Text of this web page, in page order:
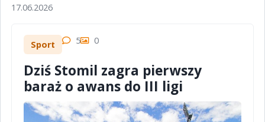
17.06.2026
Sport 5 0
Dziś Stomil zagra pierwszy
baraż o awans do III ligi